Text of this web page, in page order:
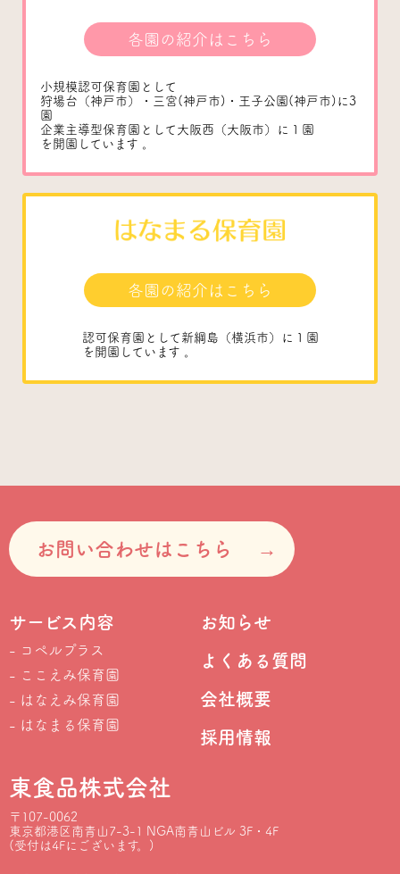
各園の紹介はこちら
小規模認可保育園として
狩場台（神戸市）・三宮(神戸市)・王子公園(神戸市)に3
園
企業主導型保育園として大阪西（大阪市）に１園
を開園しています 。
各園の紹介はこちら
認可保育園として新綱島（横浜市）に１園
を開園しています 。
東食品株式会社
〒107-0062
東京都港区南青山7-3-1 NGA南青山ビル 3F・4F
(受付は4Fにございます。)
お問い合わせはこちら
サービス内容
コペルプラス
ここえみ保育園
はなえみ保育園
はなまる保育園
お知らせ
よくある質問
会社概要
採用情報